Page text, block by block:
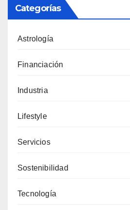
Categorías
Astrología
Financiación
Industria
Lifestyle
Servicios
Sostenibilidad
Tecnología